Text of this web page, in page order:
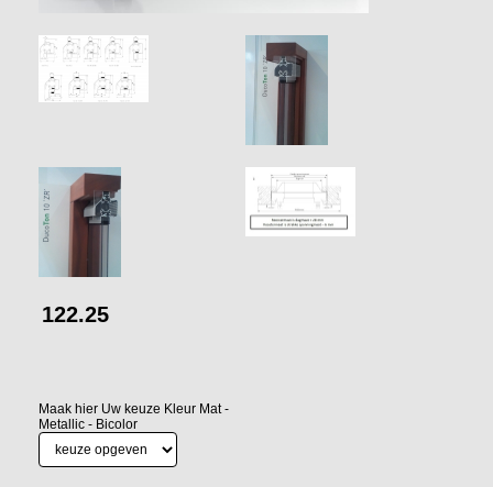
122.25
Maak hier Uw keuze Kleur Mat -
Metallic - Bicolor